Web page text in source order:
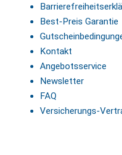
Best-Preis Garantie
Kontakt
Angebotsservice
Newsletter
FAQ
Versicherungs-